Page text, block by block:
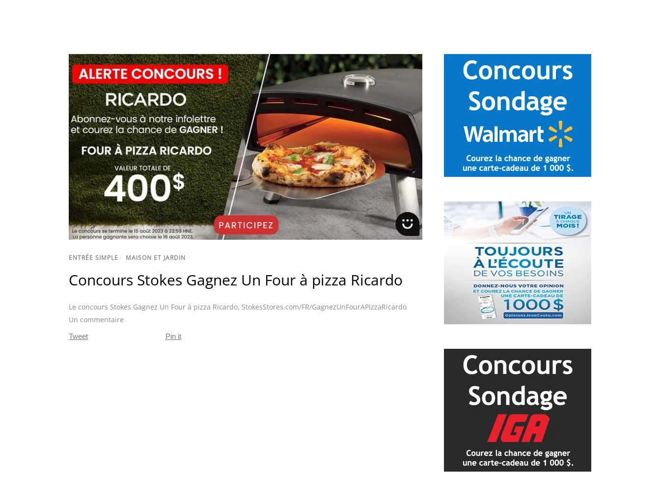
ENTRÉE SIMPLE / MAISON ET JARDIN
Concours Stokes Gagnez Un Four à pizza Ricardo
Le concours Stokes Gagnez Un Four à pizza Ricardo, StokesStores.com/FR/GagnezUnFourAPizzaRicardo
Un commentaire
Tweet Pin it